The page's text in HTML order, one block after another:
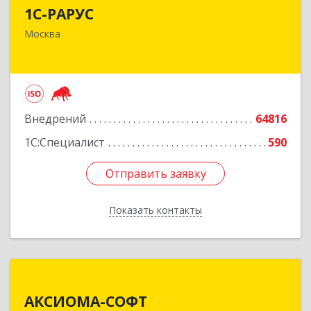
1С-РАРУС
Москва
Внедрений
64816
1С:Специалист
590
Отправить заявку
Показать контакты
Отправить заявку
Назад
АКСИОМА-СОФТ